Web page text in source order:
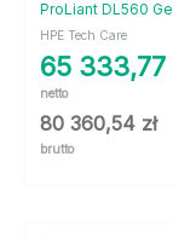
ProLiant DL560
HPE Tech Care
65 333,77
netto
80 360,54 zł
brutto